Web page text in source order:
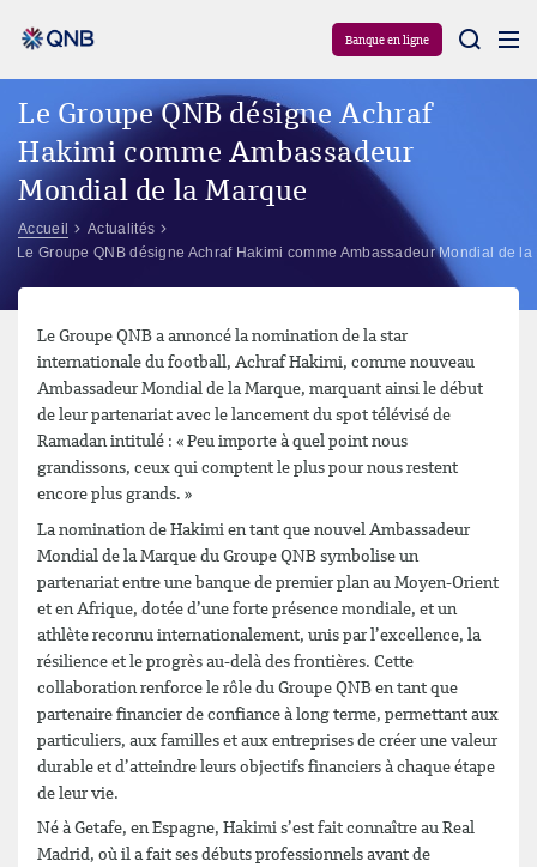
Banque en ligne
Le Groupe QNB désigne Achraf
Hakimi comme Ambassadeur
Mondial de la Marque
Accueil
Actualités
Le Groupe QNB désigne Achraf Hakimi comme Ambassadeur Mondial de la
Le Groupe QNB a annoncé la nomination de la star
internationale du football, Achraf Hakimi, comme nouveau
Ambassadeur Mondial de la Marque, marquant ainsi le début
de leur partenariat avec le lancement du spot télévisé de
Ramadan intitulé : « Peu importe à quel point nous
grandissons, ceux qui comptent le plus pour nous restent
encore plus grands. »
La nomination de Hakimi en tant que nouvel Ambassadeur
Mondial de la Marque du Groupe QNB symbolise un
partenariat entre une banque de premier plan au Moyen-Orient
et en Afrique, dotée d’une forte présence mondiale, et un
athlète reconnu internationalement, unis par l’excellence, la
résilience et le progrès au-delà des frontières. Cette
collaboration renforce le rôle du Groupe QNB en tant que
partenaire financier de confiance à long terme, permettant aux
particuliers, aux familles et aux entreprises de créer une valeur
durable et d’atteindre leurs objectifs financiers à chaque étape
de leur vie.
Né à Getafe, en Espagne, Hakimi s’est fait connaître au Real
Madrid, où il a fait ses débuts professionnels avant de